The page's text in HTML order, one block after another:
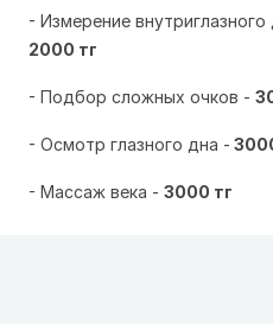
- Измерение
2000 тг
- Подбор сложных очков -
- Осмотр глазного дна -
- Массаж века - 3000 тг